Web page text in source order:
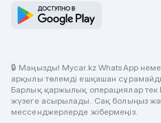
🔒 Маңызды! Mycar.kz WhatsApp
арқылы төлемді ешқашан
Барлық қаржылық операциялар
жүзеге асырылады. Сақ болыңыз
мессенджерлерде жібермеңіз.